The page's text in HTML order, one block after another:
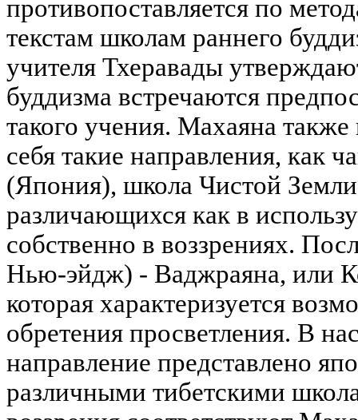
противопоставляется по
текстам школам раннего
учителя Тхеравады
буддизма встречаются
такого учения. Махаяна
себя такие направления, как
(Япония), школа Чистой
различающихся как в
собственно в воззрениях.
Нью-эйдж) - Ваджраяна, или
которая характеризуется
обретения просветления. В
направление представлено
различными тибетскими